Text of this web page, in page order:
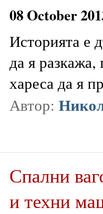
08 October
Историята е
да я
хареса да я
Автор:
Спални
и техни